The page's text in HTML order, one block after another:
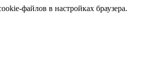
файлов в настройках браузера.